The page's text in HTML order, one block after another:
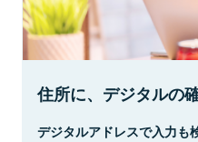
住所に、デジタルの
デジタルアドレスで入力も